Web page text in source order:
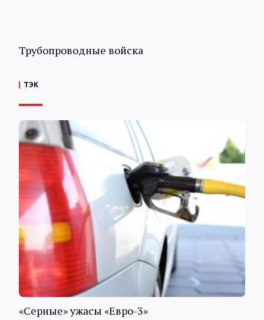
Трубопроводные войска
ТЭК
«Серные» ужасы «Евро-3»